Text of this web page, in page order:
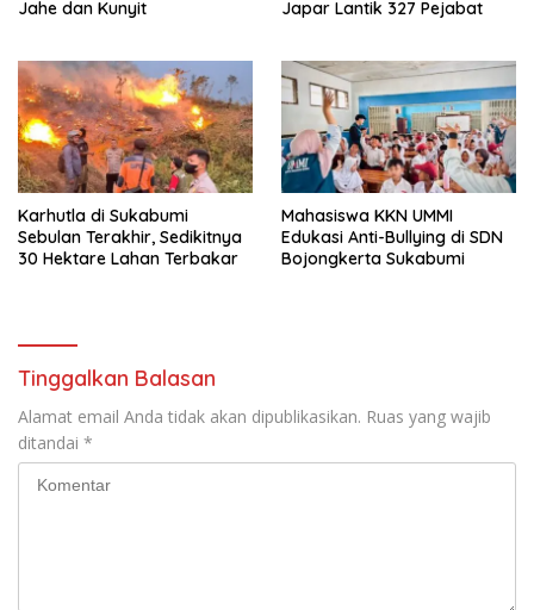
Jahe dan Kunyit
Japar Lantik 327 Pejabat
Karhutla di Sukabumi
Sebulan Terakhir, Sedikitnya
30 Hektare Lahan Terbakar
Mahasiswa KKN UMMI
Edukasi Anti-Bullying di SDN
Bojongkerta Sukabumi
Tinggalkan Balasan
Alamat email Anda tidak akan dipublikasikan. Ruas yang wajib
ditandai *